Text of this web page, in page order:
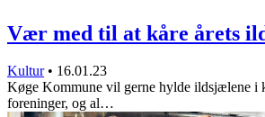
Vær med til at kåre årets
Kultur • 16.01.23
Køge Kommune vil gerne hylde ildsjælene i
foreninger, og al…